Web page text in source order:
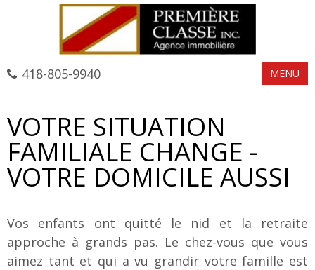
418-805-9940 MENU
VOTRE SITUATION
FAMILIALE CHANGE -
VOTRE DOMICILE AUSSI
Vos enfants ont quitté le nid et la retraite
approche à grands pas. Le chez-vous que vous
aimez tant et qui a vu grandir votre famille est